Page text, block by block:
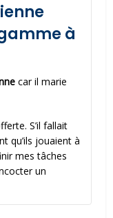
à
car il marie
S’il fallait
qu’ils jouaient à
mes tâches
un